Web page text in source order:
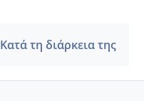
Κατά τη διάρκεια της